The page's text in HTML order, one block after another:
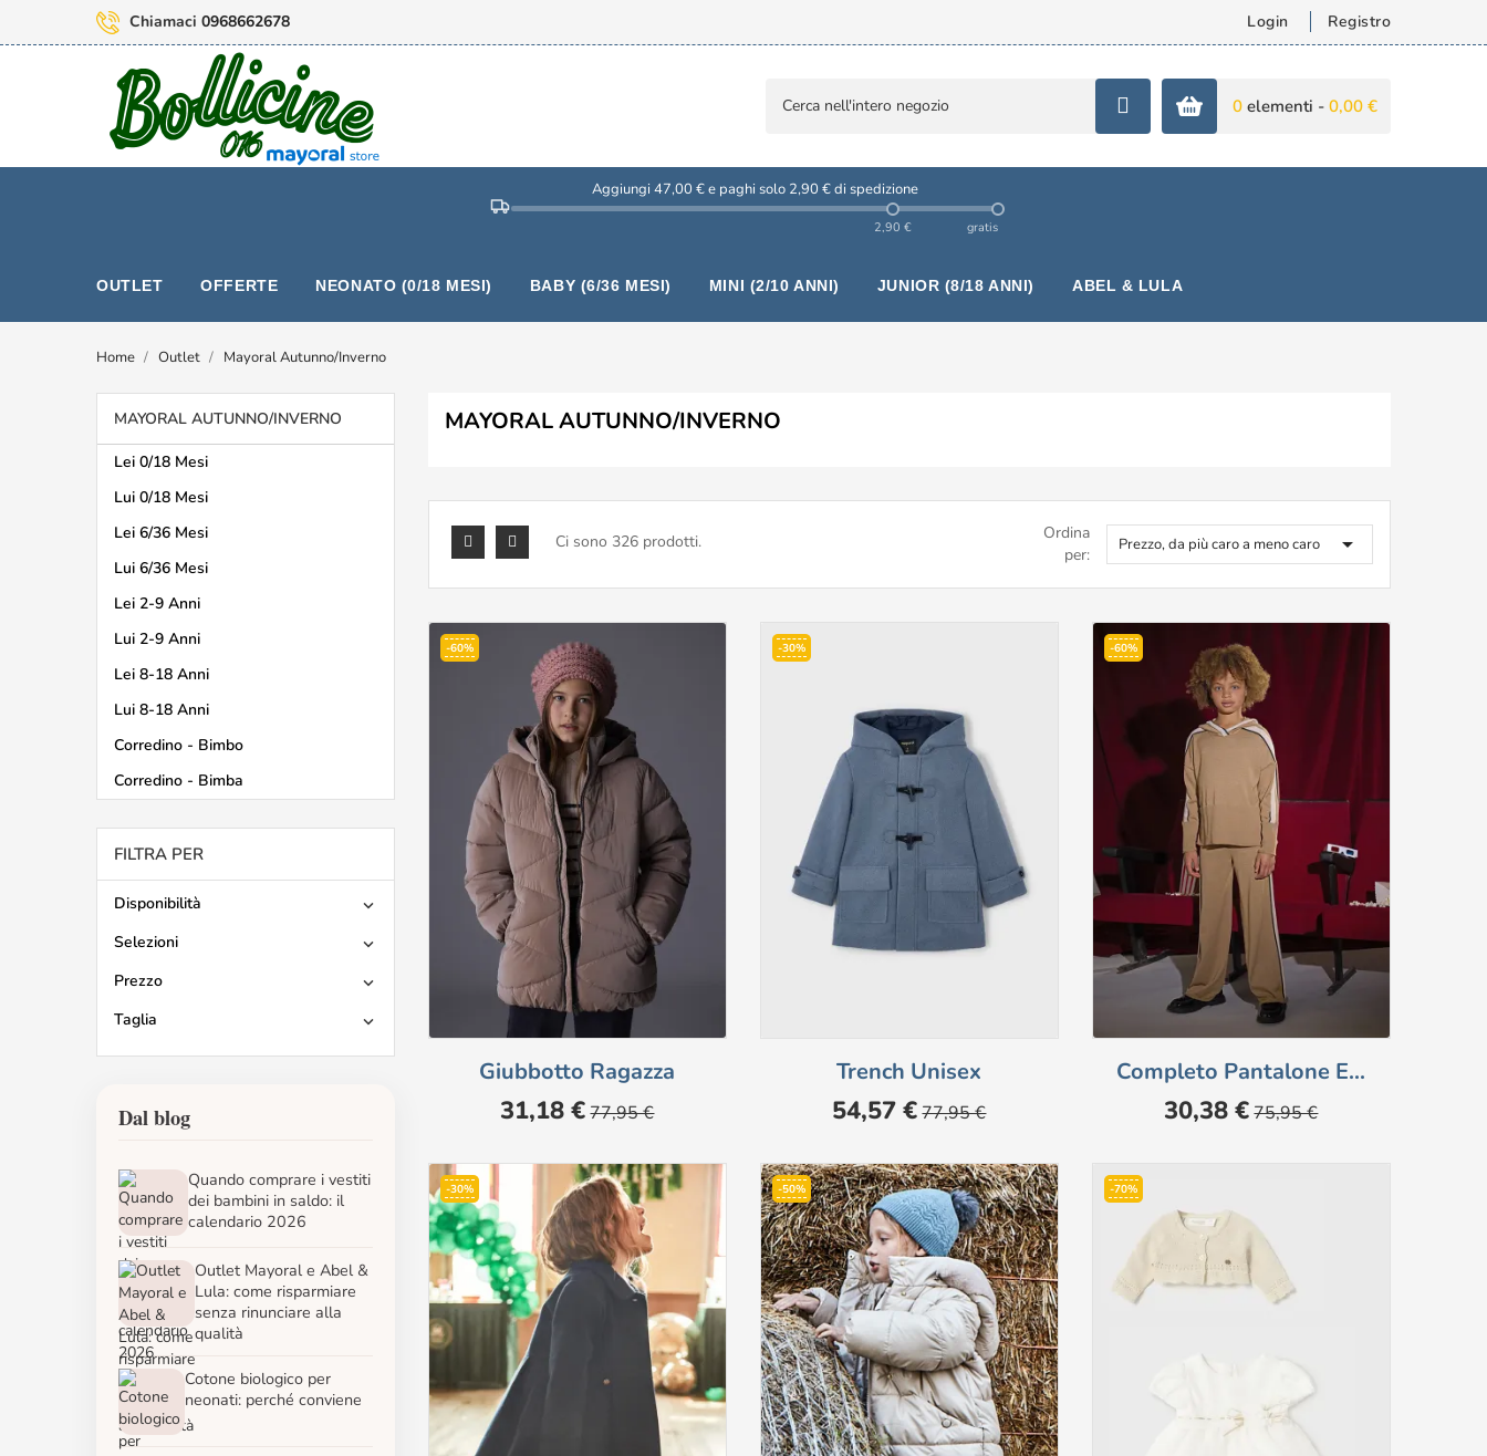
Chiamaci 0968662678 Login Registro
0 elementi - 0,00 €
Aggiungi 47,00 € e paghi solo 2,90 € di spedizione
2,90 € gratis
OUTLET OFFERTE NEONATO (0/18 MESI) BABY (6/36 MESI) MINI (2/10 ANNI) JUNIOR (8/18 ANNI) ABEL & LULA
Home Outlet Mayoral Autunno/Inverno
MAYORAL AUTUNNO/INVERNO
Lei 0/18 Mesi
Lui 0/18 Mesi
Lei 6/36 Mesi
Lui 6/36 Mesi
Lei 2-9 Anni
Lui 2-9 Anni
Lei 8-18 Anni
Lui 8-18 Anni
Corredino - Bimbo
Corredino - Bimba
FILTRA PER
Disponibilità 
Selezioni 
Prezzo 
Taglia 
Dal blog
Quando comprare i vestiti
dei bambini in saldo: il
calendario 2026
Outlet Mayoral e Abel &
Lula: come risparmiare
senza rinunciare alla
qualità
Cotone biologico per
neonati: perché conviene
MAYORAL AUTUNNO/INVERNO
Ci sono 326 prodotti.
Ordina
per:
Prezzo, da più caro a meno caro 
-60%
Giubbotto Ragazza
Prezzo
31,18 € Prezzo
base
77,95 €
-30%
Trench Unisex
Prezzo
54,57 € Prezzo
base
77,95 €
-60%
Completo Pantalone E...
Prezzo
30,38 € Prezzo
base
75,95 €
-30% -50% -70%